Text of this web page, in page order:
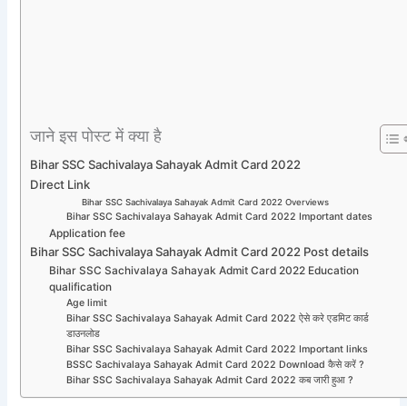
जाने इस पोस्ट में क्या है
Bihar SSC Sachivalaya Sahayak Admit Card 2022
Direct Link
Bihar SSC Sachivalaya Sahayak Admit Card 2022 Overviews
Bihar SSC Sachivalaya Sahayak Admit Card 2022 Important dates
Application fee
Bihar SSC Sachivalaya Sahayak Admit Card 2022 Post details
Bihar SSC Sachivalaya Sahayak Admit Card 2022 Education
qualification
Age limit
Bihar SSC Sachivalaya Sahayak Admit Card 2022 ऐसे करे एडमिट कार्ड
डाउनलोड
Bihar SSC Sachivalaya Sahayak Admit Card 2022 Important links
BSSC Sachivalaya Sahayak Admit Card 2022 Download कैसे करें ?
Bihar SSC Sachivalaya Sahayak Admit Card 2022 कब जारी हुआ ?